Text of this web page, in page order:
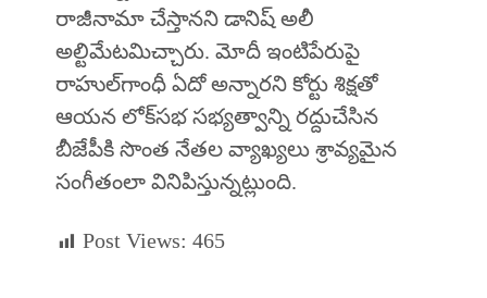
రాజీనామా చేస్తానని డానిష్ అలీ
అల్టిమేటమిచ్చారు. మోదీ ఇంటిపేరుపై
రాహుల్‌గాంధీ ఏదో అన్నారని కోర్టు శిక్షతో
ఆయన లోక్‌సభ సభ్యత్వాన్ని రద్దుచేసిన
బీజేపీకి సొంత నేతల వ్యాఖ్యలు శ్రావ్యమైన
సంగీతంలా వినిపిస్తున్నట్లుంది.
Post Views: 465